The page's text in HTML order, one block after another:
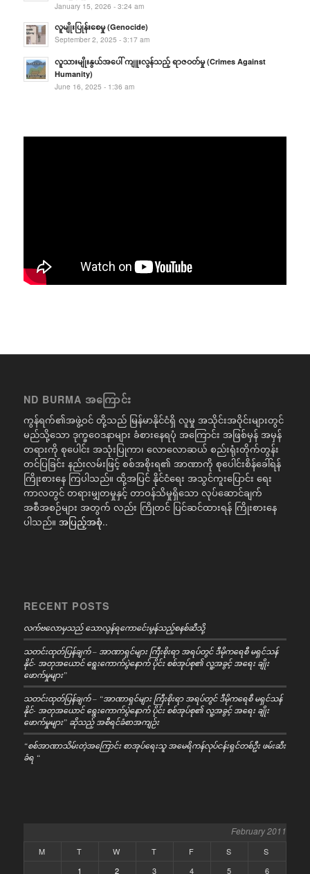
January 15, 2026 - 3:24 am
လူမျိုးပြုန်းစေမှု (Genocide)
September 2, 2025 - 3:17 am
လူသားမျိုးနွယ်အပေါ် ကျူးလွန်သည့် ရာဇဝတ်မှု (Crimes Against
Humanity)
June 16, 2025 - 1:36 am
ND BURMA အကြောင်း
ကွန်ရက်၏အဖွဲ့ဝင် တို့သည် မြန်မာနိုင်ငံရှိ လူမှု အသိုင်းအဝိုင်းများတွင်
မည်သို့သော ဒုက္ခဝေဒနာများ ခံစားနေရပုံ အကြောင်း အဖြစ်မှန် အမှန်
တရားကို စုပေါင်း အသုံးပြုကာ၊ လောလောဆယ် စည်းရုံးတိုက်တွန်း
တင်ပြခြင်း နည်းလမ်းဖြင့် စစ်အစိုးရ၏ အာဏာကို စုပေါင်းစိန်ခေါ်ရန်
ကြိုးစားနေ ကြပါသည်။ ထို့အပြင် နိုင်ငံရေး အသွင်ကူးပြောင်း ရေး
ကာလတွင် တရားမျှတမှုနှင့် တာဝန်သိမှုရှိသော လုပ်ဆောင်ချက်
အစီအစဉ်များ အတွက် လည်း ကြိုတင် ပြင်ဆင်ထားရန် ကြိုးစားနေ
ပါသည်။ အပြည့်အစုံ..
RECENT POSTS
လက်ဗလောမှသည် သောလွန်ရကောင်ေးမွန်သည့်စနစ်ဆီသို့
သတင်းထုတ်ပြန်ချက် – အာဏာရှင်များ ကြီးစိုးရာ အရပ်တွင် ဒီမိုကရေစီ မရှင်သန်
နိုင်- အတုအယောင် ရွေးကောက်ပွဲနောက် ပိုင်း စစ်အုပ်စု၏ လူ့အခွင့် အရေး ချိုး
ဖောက်မှုများ”
သတင်းထုတ်ပြန်ချက် – “အာဏာရှင်များ ကြီးစိုးရာ အရပ်တွင် ဒီမိုကရေစီ မရှင်သန်
နိုင်- အတုအယောင် ရွေးကောက်ပွဲနောက် ပိုင်း စစ်အုပ်စု၏ လူ့အခွင့် အရေး ချိုး
ဖောက်မှုများ” ဆိုသည့် အစီရင်ခံစာအကျဉ်း
“စစ်အာဏာသိမ်းတဲ့အကြောင်း စာအုပ်ရေးသူ အမေရိကန်လုပ်ငန်းရှင်တစ်ဦး ဖမ်းဆီး
ခံရ “
February 2011
M T W T F S
S
1
2 3 4 5 6